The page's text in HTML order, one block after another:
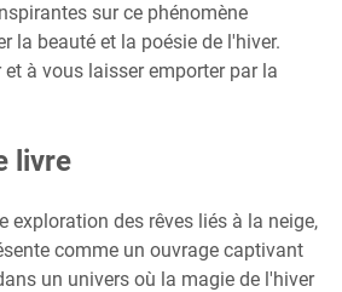
sur ce phénomène
la beauté et la poésie de l'hiver.
et à vous laisser emporter par la
livre
exploration des rêves liés à la neige,
comme un ouvrage captivant
un univers où la magie de l'hiver